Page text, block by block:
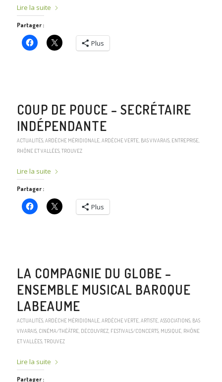
Lire la suite
Partager :
Plus
COUP DE POUCE – SECRÉTAIRE
INDÉPENDANTE
ACTUALITÉS, ARDÈCHE MÉRIDIONALE, ARDÈCHE VERTE, BAS VIVARAIS, ENTREPRISE,
RHÔNE ET VALLÉES, TROUVEZ
Lire la suite
Partager :
Plus
LA COMPAGNIE DU GLOBE –
ENSEMBLE MUSICAL BAROQUE
LABEAUME
ACTUALITÉS, ARDÈCHE MÉRIDIONALE, ARDÈCHE VERTE, ARTISTE, ASSOCIATIONS, BAS
VIVARAIS, CINÉMA/THÉÂTRE, DÉCOUVREZ, FESTIVALS/CONCERTS, MUSIQUE, RHÔNE
ET VALLÉES, TROUVEZ
Lire la suite
Partager :